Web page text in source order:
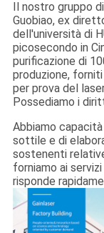
Il nostro gruppo
Guobiao, ex
dell'università di
picosecondo in
purificazione di
produzione,
per prova del
Possediamo i
Abbiamo
sottile e di
sostenenti
forniamo ai
risponde